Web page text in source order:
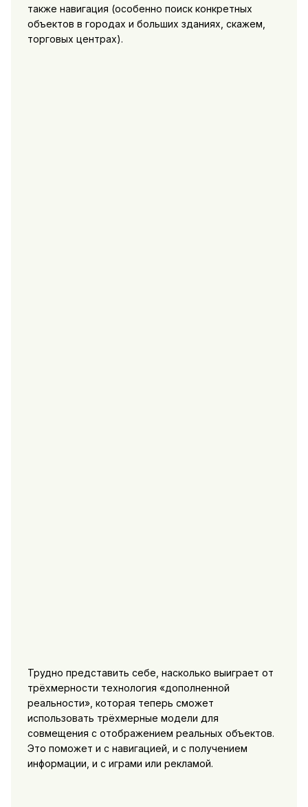
также навигация (особенно поиск конкретных
объектов в городах и больших зданиях, скажем,
торговых центрах).
Трудно представить себе, насколько выиграет от
трёхмерности технология «дополненной
реальности», которая теперь сможет
использовать трёхмерные модели для
совмещения с отображением реальных объектов.
Это поможет и с навигацией, и с получением
информации, и с играми или рекламой.